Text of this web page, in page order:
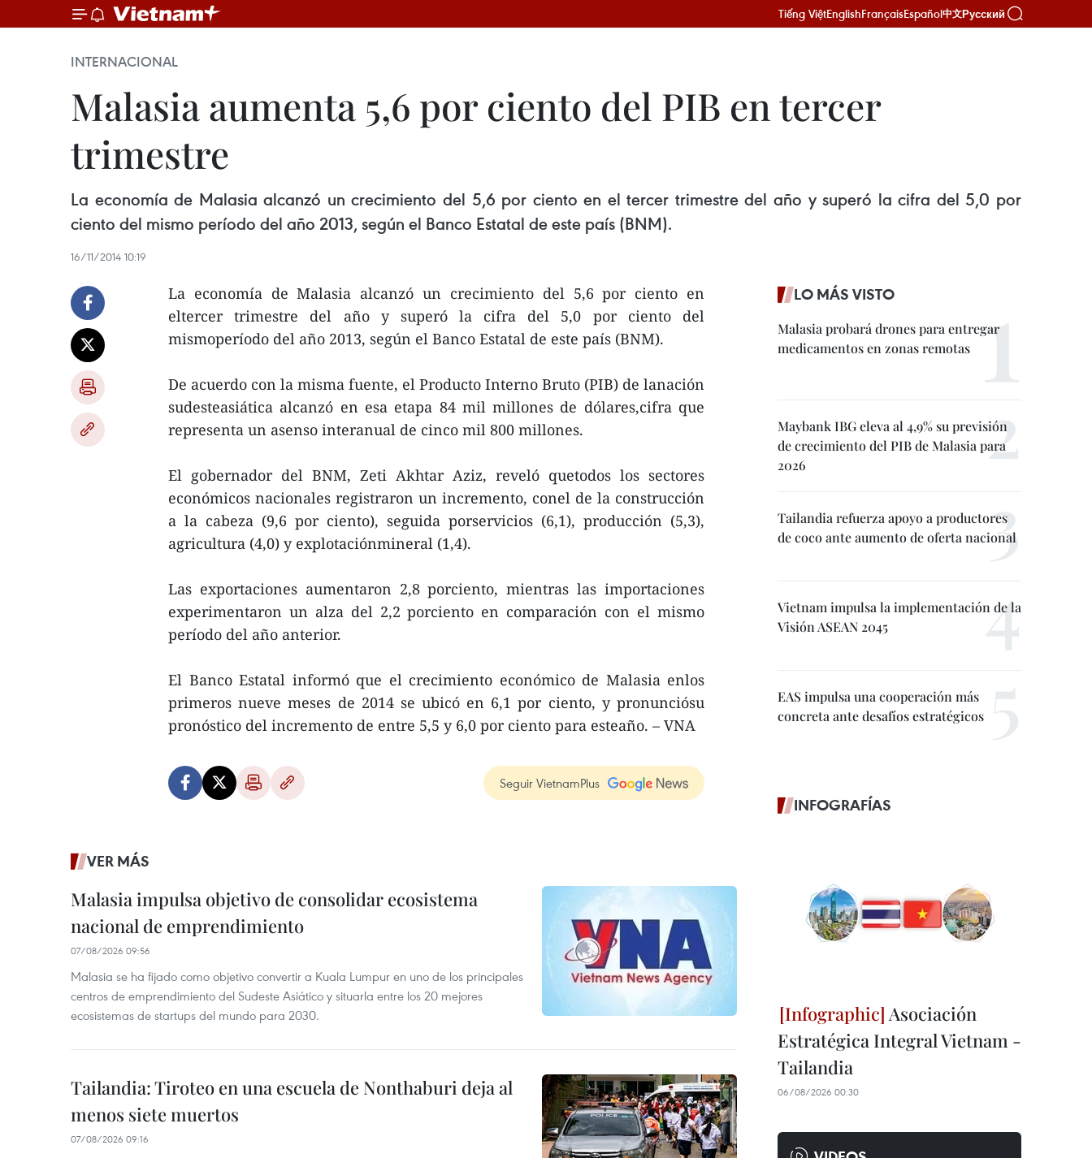
Tiếng ViệtEnglishFrançaisEspañol中文Русский
INTERNACIONAL
Malasia aumenta 5,6 por ciento del PIB en tercer
trimestre
La economía de Malasia alcanzó un crecimiento del 5,6 por ciento en el tercer trimestre del año y superó la cifra del 5,0 por
ciento del mismo período del año 2013, según el Banco Estatal de este país (BNM).
16/11/2014 10:19
La economía de Malasia alcanzó un crecimiento del 5,6 por ciento en
eltercer trimestre del año y superó la cifra del 5,0 por ciento del
mismoperíodo del año 2013, según el Banco Estatal de este país (BNM).
De acuerdo con la misma fuente, el Producto Interno Bruto (PIB) de lanación
sudesteasiática alcanzó en esa etapa 84 mil millones de dólares,cifra que
representa un asenso interanual de cinco mil 800 millones.
El gobernador del BNM, Zeti Akhtar Aziz, reveló quetodos los sectores
económicos nacionales registraron un incremento, conel de la construcción
a la cabeza (9,6 por ciento), seguida porservicios (6,1), producción (5,3),
agricultura (4,0) y explotaciónmineral (1,4).
Las exportaciones aumentaron 2,8 porciento, mientras las importaciones
experimentaron un alza del 2,2 porciento en comparación con el mismo
período del año anterior.
El Banco Estatal informó que el crecimiento económico de Malasia enlos
primeros nueve meses de 2014 se ubicó en 6,1 por ciento, y pronunciósu
pronóstico del incremento de entre 5,5 y 6,0 por ciento para esteaño. – VNA
Seguir VietnamPlus
VER MÁS
Malasia impulsa objetivo de consolidar ecosistema
nacional de emprendimiento
07/08/2026 09:56
Malasia se ha fijado como objetivo convertir a Kuala Lumpur en uno de los principales
centros de emprendimiento del Sudeste Asiático y situarla entre los 20 mejores
ecosistemas de startups del mundo para 2030.
Tailandia: Tiroteo en una escuela de Nonthaburi deja al
menos siete muertos
07/08/2026 09:16
LO MÁS VISTO
Malasia probará drones para entregar
medicamentos en zonas remotas
Maybank IBG eleva al 4,9% su previsión
de crecimiento del PIB de Malasia para
2026
Tailandia refuerza apoyo a productores
de coco ante aumento de oferta nacional
Vietnam impulsa la implementación de la
Visión ASEAN 2045
EAS impulsa una cooperación más
concreta ante desafíos estratégicos
INFOGRAFÍAS
Asociación
Estratégica Integral Vietnam -
Tailandia
06/08/2026 00:30